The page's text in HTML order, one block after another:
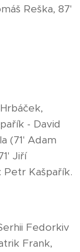
Reška, 87'
- David
(71' Adam
Jiří
Petr Kašpařík.
Fedorkiv
Frank,